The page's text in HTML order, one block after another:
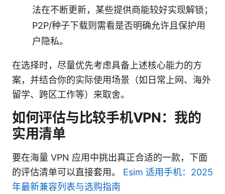
法在不断更新，某些提供商能较好实现解锁；
P2P/种子下载则需看是否明确允许且保护用
户隐私。
在选择时，尽量优先考虑具备上述核心能力的方
案，并结合你的实际使用场景（如日常上网、海外
留学、跨区工作等）来取舍。
如何评估与比较手机VPN：我的
实用清单
要在海量 VPN 应用中挑出真正合适的一款，下面
的评估清单可以直接套用。 Esim 适用手机：2025
年最新兼容列表与选购指南